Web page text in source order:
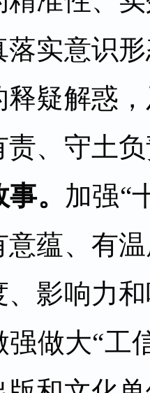
落实意识
释疑解惑
责、守土
。 加强“
意蕴、有
、影响力
强做大“工